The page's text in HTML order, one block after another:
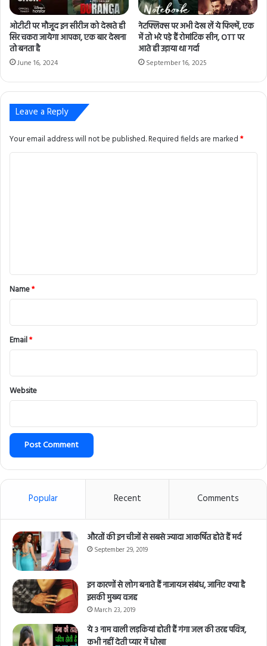
ओटीटी पर मौजूद इन सीरीज को देखते ही
सिर चकरा जायेगा आपका, एक बार देखना
तो बनता है
June 16, 2024
नेटफ्लिक्स पर अभी देख लें ये फिल्में, एक
में तो भरे पड़े हैं रोमांटिक सीन, OTT पर
आते ही उड़ाया था गर्दा
September 16, 2025
Leave a Reply
Your email address will not be published.Required fields are marked*
*
Name*
Email*
Website
Popular Recent Comments
औरतों की इन चीजों से सबसे ज्यादा आकर्षित होते हैं मर्द
September 29, 2019
इन कारणों से लोग बनाते हैं नाजायज संबंध, जानिए क्या है
इसकी मुख्य वजह
March 23, 2019
ये 3 नाम वाली लड़कियां होती हैं गंगा जल की तरह पवित्र,
कभी नहीं देती प्यार में धोखा